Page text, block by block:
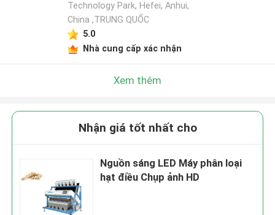
Technology Park, Hefei, Anhui,
China ,TRUNG QUỐC
5.0
Nhà cung cấp xác nhận
Xem thêm
Nhận giá tốt nhất cho
Nguồn sáng LED Máy phân loại
hạt điều Chụp ảnh HD